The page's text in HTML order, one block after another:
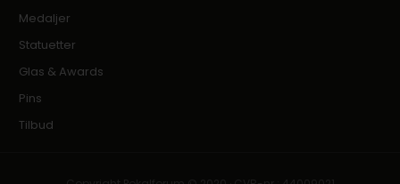
Medaljer
Statuetter
Glas & Awards
Pins
Tilbud